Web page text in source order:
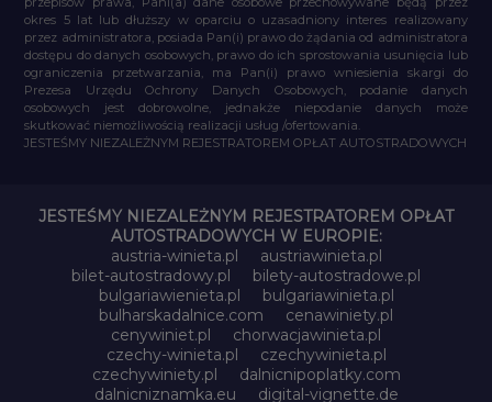
okres 5 lat lub dłuższy w oparciu o uzasadniony interes realizowany
przez administratora, posiada Pan(i) prawo do żądania od administratora
dostępu do danych osobowych, prawo do ich sprostowania usunięcia lub
ograniczenia przetwarzania, ma Pan(i) prawo wniesienia skargi do
Prezesa Urzędu Ochrony Danych Osobowych, podanie danych
osobowych jest dobrowolne, jednakże niepodanie danych może
skutkować niemożliwością realizacji usług /ofertowania.
JESTEŚMY NIEZALEŻNYM REJESTRATOREM OPŁAT AUTOSTRADOWYCH
JESTEŚMY NIEZALEŻNYM REJESTRATOREM OPŁAT
AUTOSTRADOWYCH W EUROPIE:
austria-winieta.pl
austriawinieta.pl
bilet-autostradowy.pl
bilety-autostradowe.pl
bulgariawienieta.pl
bulgariawinieta.pl
bulharskadalnice.com
cenawiniety.pl
cenywiniet.pl
chorwacjawinieta.pl
czechy-winieta.pl
czechywinieta.pl
czechywiniety.pl
dalnicnipoplatky.com
dalnicniznamka.eu
digital-vignette.de